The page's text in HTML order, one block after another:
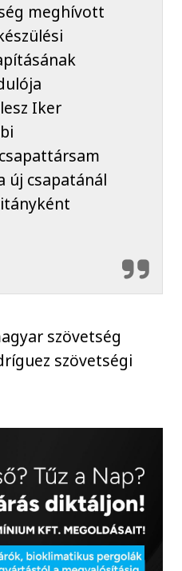
meghívott
Iker
új csapatánál
szövetség
szövetségi